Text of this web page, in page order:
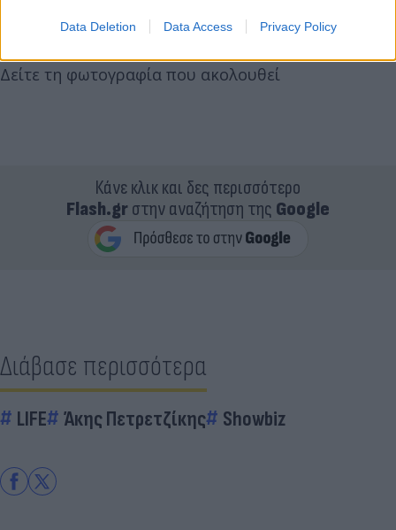
Data Deletion Data Access Privacy Policy
ο Άκης Πετρετζίκης.
Δείτε τη φωτογραφία που ακολουθεί
Κάνε κλικ και δες περισσότερο
Flash.grστην αναζήτηση της Google
Διάβασε περισσότερα
LIFE Άκης Πετρετζίκης Showbiz